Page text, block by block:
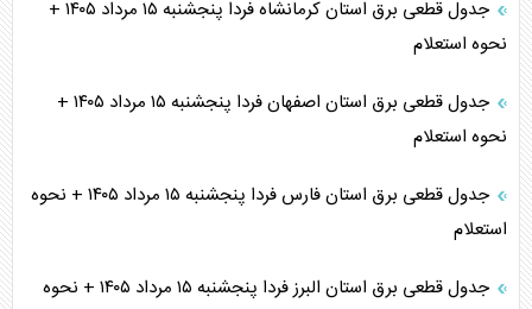
جدول قطعی برق استان کرمانشاه فردا پنجشنبه ۱۵ مرداد ۱۴۰۵ +
نحوه استعلام
جدول قطعی برق استان اصفهان فردا پنجشنبه ۱۵ مرداد ۱۴۰۵ +
نحوه استعلام
جدول قطعی برق استان فارس فردا پنجشنبه ۱۵ مرداد ۱۴۰۵ + نحوه
استعلام
جدول قطعی برق استان البرز فردا پنجشنبه ۱۵ مرداد ۱۴۰۵ + نحوه